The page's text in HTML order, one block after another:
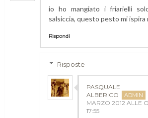
io ho mangiato i friarielli
salsiccia, questo pesto mi ispira
Rispondi
Risposte
PASQUALE
ALBERICO
MARZO 2012 ALLE
17:55